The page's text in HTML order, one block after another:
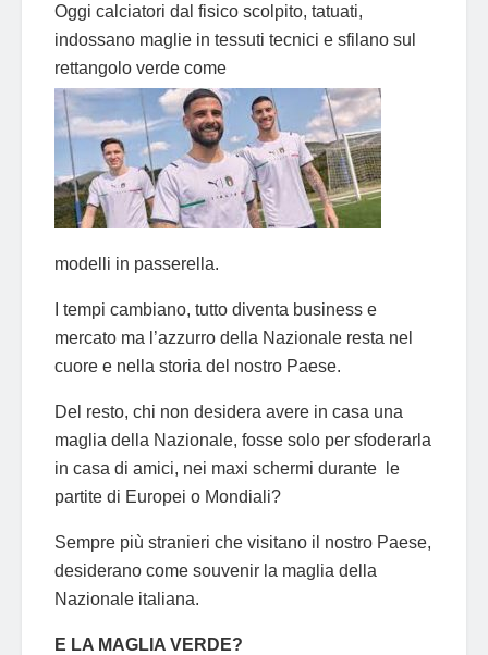
Oggi calciatori dal fisico scolpito, tatuati,
indossano maglie in tessuti tecnici e sfilano sul
rettangolo verde come
modelli in passerella.
I tempi cambiano, tutto diventa business e
mercato ma l’azzurro della Nazionale resta nel
cuore e nella storia del nostro Paese.
Del resto, chi non desidera avere in casa una
maglia della Nazionale, fosse solo per sfoderarla
in casa di amici, nei maxi schermi durante le
partite di Europei o Mondiali?
Sempre più stranieri che visitano il nostro Paese,
desiderano come souvenir la maglia della
Nazionale italiana.
E LA MAGLIA VERDE?